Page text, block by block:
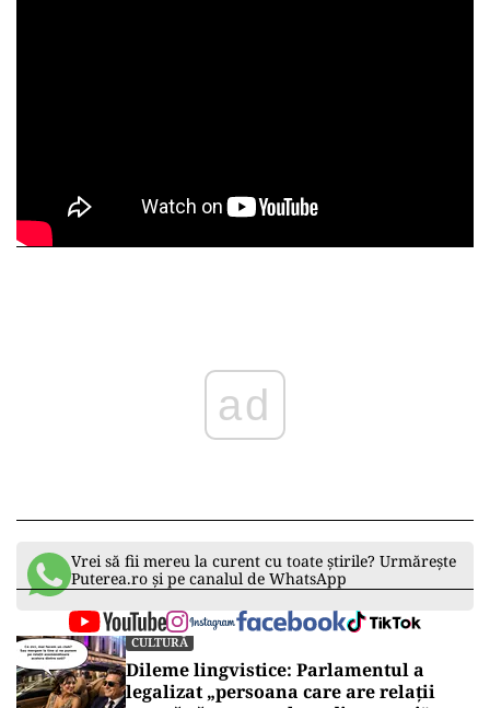
ad
Vrei să fii mereu la curent cu toate știrile? Urmărește
Puterea.ro și pe canalul de WhatsApp
CULTURĂ
Dileme lingvistice: Parlamentul a
legalizat „persoana care are relații